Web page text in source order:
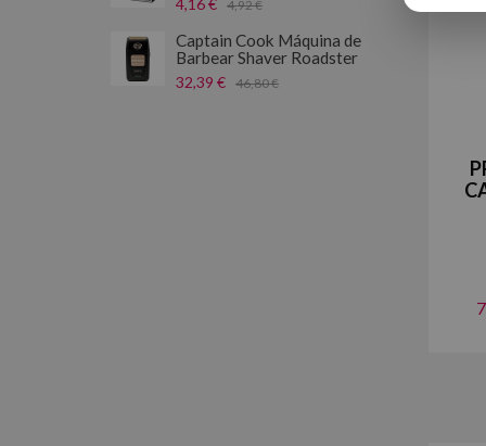
4,16 € 4,92 €
Captain Cook Máquina de
Barbear Shaver Roadster
32,39 € 46,80 €